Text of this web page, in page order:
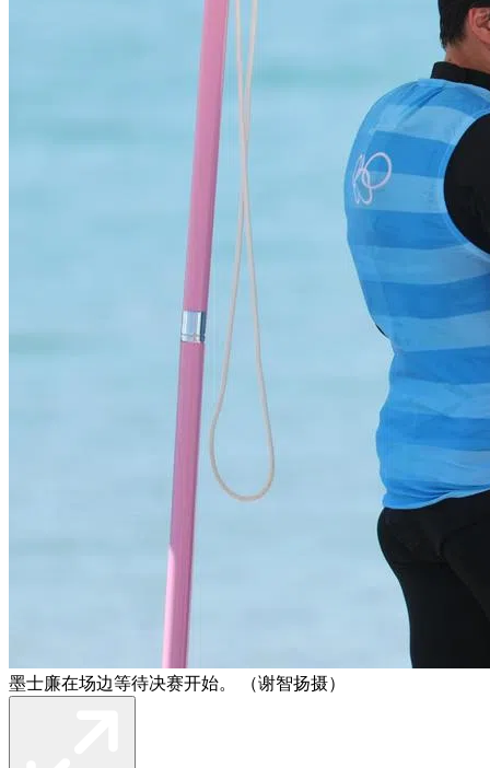
墨士廉在场边等待决赛开始。 （谢智扬摄）